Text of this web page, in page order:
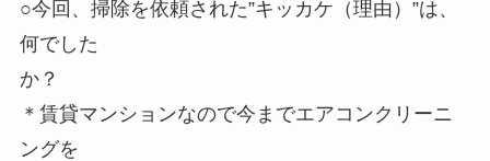
○今回、掃除を依頼された”キッカケ（理由）”は、
何でした
か？
＊賃貸マンションなので今までエアコンクリーニ
ングを